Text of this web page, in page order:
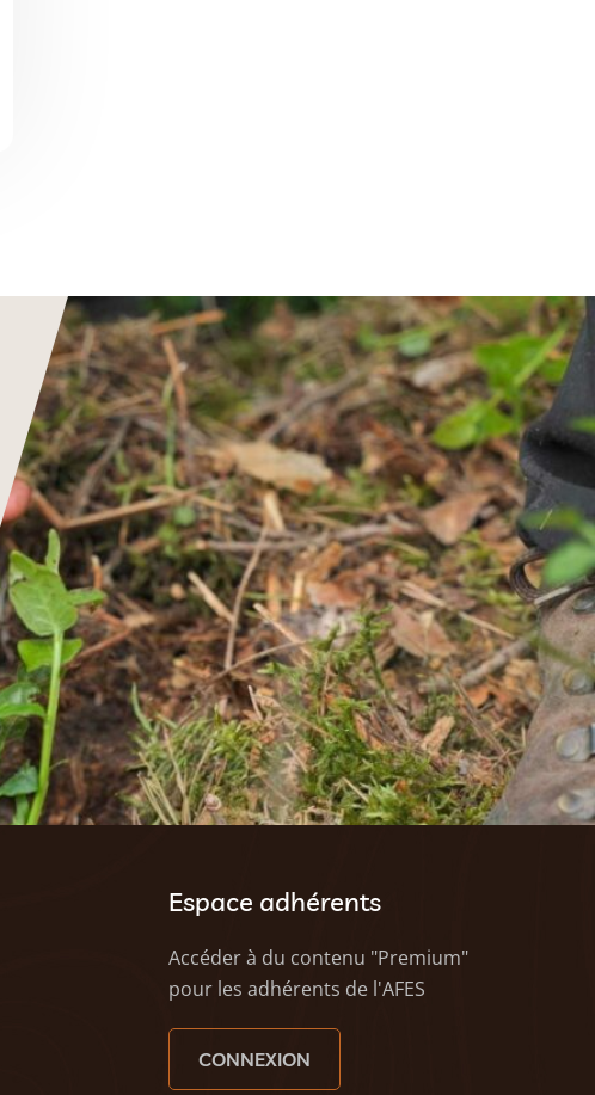
Espace adhérents
Accéder à du contenu "Premium"
pour les adhérents de l'AFES
CONNEXION